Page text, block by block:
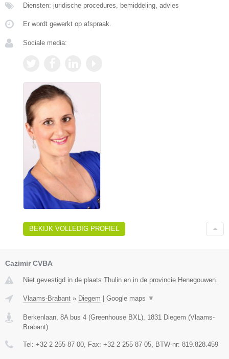
Diensten: juridische procedures, bemiddeling, advies
Er wordt gewerkt op afspraak.
Sociale media:
BEKIJK VOLLEDIG PROFIEL
Cazimir CVBA
Niet gevestigd in de plaats Thulin en in de provincie Henegouwen.
Vlaams-Brabant » Diegem | Google maps ▼
Berkenlaan, 8A bus 4 (Greenhouse BXL) 1831 Diegem (Vlaams-
Brabant)
Tel: +32 2 255 87 00 , Fax: +32 2 255 87 05 , BTW-nr: 819.828.459